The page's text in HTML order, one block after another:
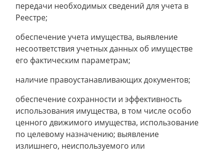
передачи необходимых сведений для учета в
Реестре;
обеспечение учета имущества, выявление
несоответствия учетных данных об имуществе
его фактическим параметрам;
наличие правоустанавливающих документов;
обеспечение сохранности и эффективность
использования имущества, в том числе особо
ценного движимого имущества, использование
по целевому назначению; выявление
излишнего, неиспользуемого или